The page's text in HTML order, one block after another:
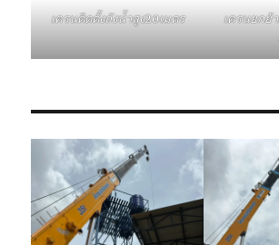
เครนติดตั้งถังน้ำสูง20เมตร
เครนยกย้